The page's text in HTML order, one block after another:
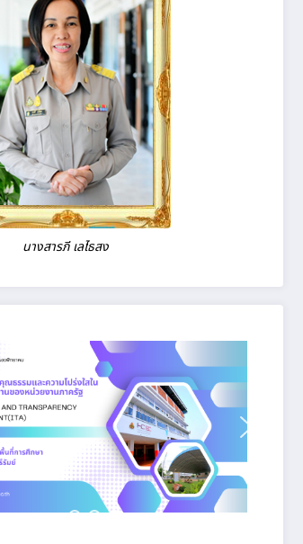
นางสารภี เลไธสง